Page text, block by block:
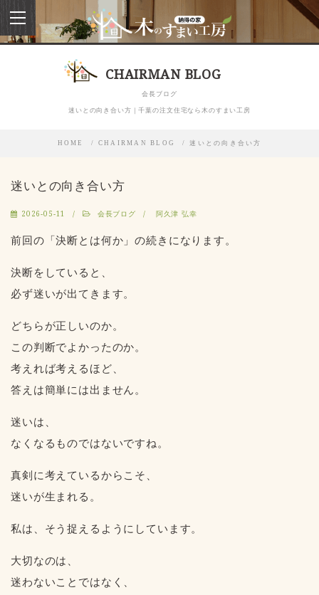
toggle
navigation
CHAIRMAN BLOG
会長ブログ
迷いとの向き合い方｜千葉の注文住宅なら木のすまい工房
HOME CHAIRMAN BLOG 迷いとの向き合い方
迷いとの向き合い方
2026-05-11 会長ブログ 阿久津 弘幸
前回の「決断とは何か」の続きになります。
決断をしていると、
必ず迷いが出てきます。
どちらが正しいのか。
この判断でよかったのか。
考えれば考えるほど、
答えは簡単には出ません。
迷いは、
なくなるものではないですね。
真剣に考えているからこそ、
迷いが生まれる。
私は、そう捉えるようにしています。
大切なのは、
迷わないことではなく、